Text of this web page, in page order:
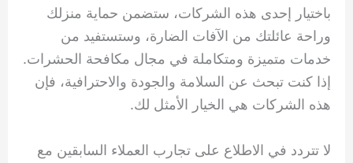
باختيار إحدى هذه الشركات، ستضمن حماية منزلك
وراحة عائلتك من الآفات الضارة، وستستفيد من
خدمات متميزة ومتكاملة في مجال مكافحة الحشرات.
إذا كنت تبحث عن السلامة والجودة والاحترافية، فإن
هذه الشركات هي الخيار الأمثل لك.
لا تتردد في الاطلاع على تجارب العملاء السابقين مع